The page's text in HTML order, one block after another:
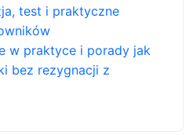
test i praktyczne
w praktyce i porady jak
bez rezygnacji z